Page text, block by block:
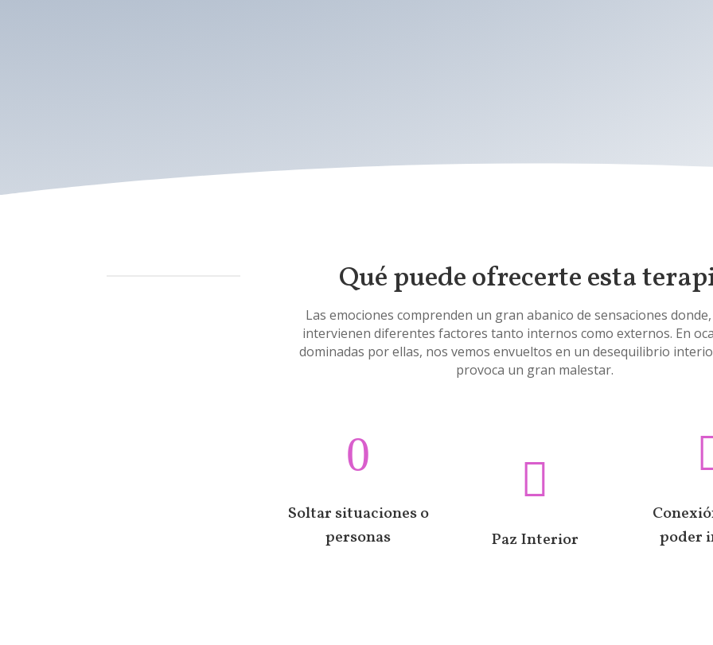
Qué puede ofrecerte esta
Las emociones comprenden un gran abanico de sensaciones
intervienen diferentes factores tanto internos como externos. En
dominadas por ellas, nos vemos envueltos en un desequilibrio
provoca un gran malestar.
0
Soltar situaciones o
personas

Paz Interior
poder